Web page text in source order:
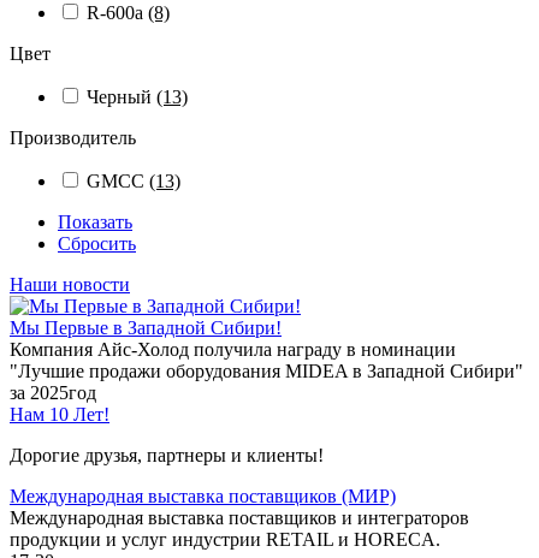
R-600a (8)
Цвет
Черный (13)
Производитель
GMCC (13)
Показать
Сбросить
Наши новости
Мы Первые в Западной Сибири!
Компания Айс-Холод получила награду в номинации
"Лучшие продажи оборудования MIDEA в Западной Сибири"
за 2025год
Нам 10 Лет!
Дорогие друзья, партнеры и клиенты!
Международная выставка поставщиков (МИР)
Международная выставка поставщиков и интеграторов
продукции и услуг индустрии RETAIL и HORECA.